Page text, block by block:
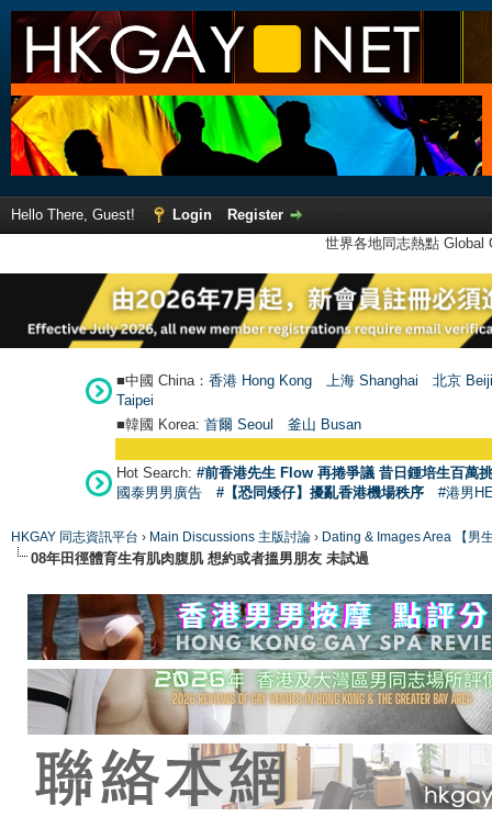
Hello There, Guest! Login
Register
世界各地同志熱點
■中國 China： 香港 Hong Kong 上海 Shanghai
北京
Taipei
■韓國 Korea: 首爾 Seoul 釜山 Busan
Hot Search: #前香港先生 Flow 再捲爭議 昔日鍾培生百萬
國泰男男廣告
#【恐同矮仔】擾亂香港機場秩序 #港男
HKGAY 同志資訊平台 › Main Discussions 主版討論 › Dating & Images Area 【男
08年田徑體育生有肌肉腹肌 想約或者搵男朋友 未試過